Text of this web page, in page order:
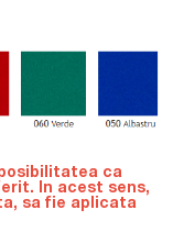
ca
In acest sens,
sa fie aplicata